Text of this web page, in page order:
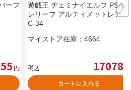
ーフ
円
遊戯王 ヂェミナイエルフ PSA9
レリーフ アルティメットレア B
C-34
マイストア在庫： 4664
税込 17078
カートに入れる